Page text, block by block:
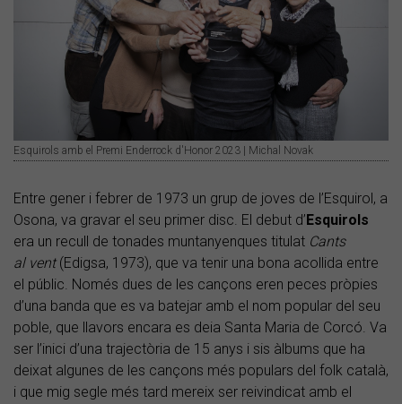
Esquirols amb el Premi Enderrock d'Honor 2023 | Michal Novak
Entre gener i febrer de 1973 un grup de joves de l’Esquirol, a
Osona, va gravar el seu primer disc. El debut d’ Esquirols
era un recull de tonades muntanyenques titulat Cants
al vent(Edigsa, 1973), que va tenir una bona acollida entre
el públic. Només dues de les cançons eren peces pròpies
d’una banda que es va batejar amb el nom popular del seu
poble, que llavors encara es deia Santa Maria de Corcó. Va
ser l’inici d’una trajectòria de 15 anys i sis àlbums que ha
deixat algunes de les cançons més populars del folk català,
i que mig segle més tard mereix ser reivindicat amb el